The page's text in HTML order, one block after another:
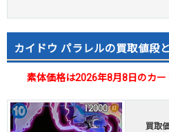
カイドウ パラレルの買取値段
素体価格は2026年8月8日のカ
買取